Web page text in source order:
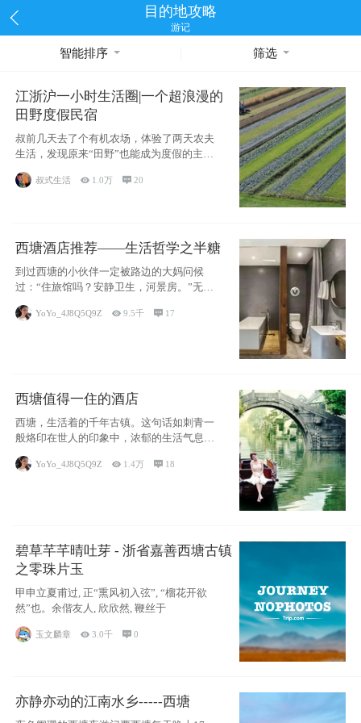
目的地攻略
游记
智能排序 筛选
江浙沪一小时生活圈|一个超浪漫的
田野度假民宿
叔前几天去了个有机农场，体验了两天农夫
生活，发现原来“田野”也能成为度假的主旋
律。江
叔式生活  1.0万 20
西塘酒店推荐——生活哲学之半糖
到过西塘的小伙伴一定被路边的大妈问候
过：“住旅馆吗？安静卫生，河景房。”无意
YoYo_4J8Q5Q9Z 9.5千  17
西塘值得一住的酒店
西塘，生活着的千年古镇。这句话如刺青一
般烙印在世人的印象中，浓郁的生活气息，
小桥流水
YoYo_4J8Q5Q9Z  1.4万  18
碧草芊芊晴吐芽 - 浙省嘉善西塘古镇
之零珠片玉
甲申立夏甫过, 正“熏风初入弦”, “榴花开欲
然”也。余偕友人, 欣欣然, 鞭丝于
玉文麟章  3.0千 0
亦静亦动的江南水乡-----西塘